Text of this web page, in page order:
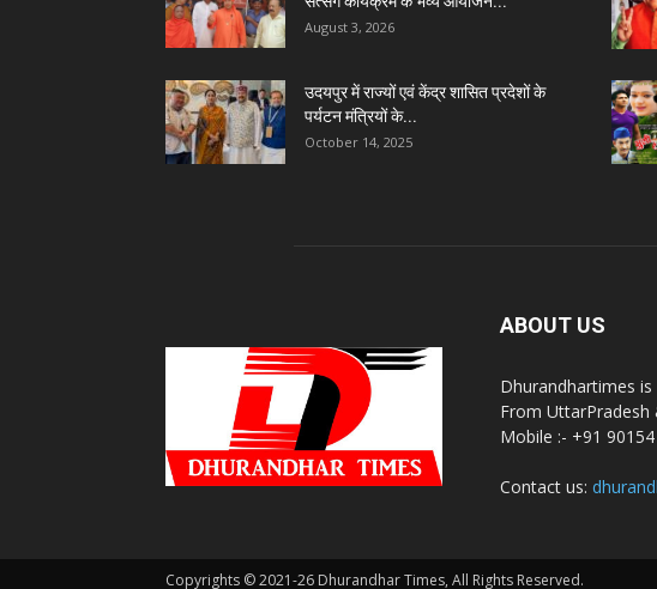
August 3, 2026
उदयपुर में राज्यों एवं केंद्र शासित प्रदेशों के
पर्यटन मंत्रियों के...
October 14, 2025
ABOUT US
Dhurandhartimes
From UttarPradesh
Mobile :- +91 90154
Contact us:
Copyrights © 2021-26 Dhurandhar Times, All Rights Reserved.